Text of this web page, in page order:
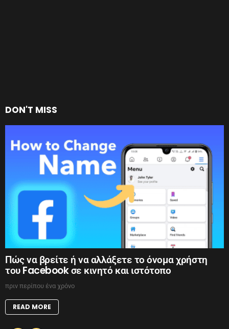
DON'T MISS
Πώς να βρείτε ή να αλλάξετε το όνομα χρήστη
του Facebook σε κινητό και ιστότοπο
πριν περίπου ένα χρόνο
READ MORE